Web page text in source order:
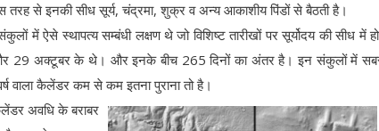
तरह से इनकी सीध सूर्य, चंद्रमा, शुक्र व अन्य आकाशीय पिंडों से बैठती है।
में ऐसे स्थापत्य सम्बंधी लक्षण थे जो विशिष्ट तारीखों पर सूर्योदय की सीध में
29 अक्टूबर के थे। और इनके बीच 265 दिनों का अंतर है। इन संकुलों में
वाला कैलेंडर कम से कम इतना पुराना तो है।
अवधि के बराबर